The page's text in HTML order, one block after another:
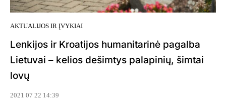
AKTUALIJOS IR ĮVYKIAI
Lenkijos ir Kroatijos humanitarinė pagalba
Lietuvai – kelios dešimtys palapinių, šimtai
lovų
2021 07 22 14:39